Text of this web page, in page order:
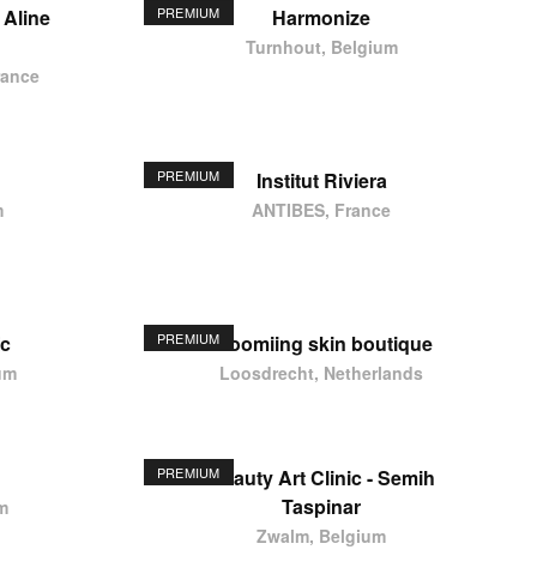
PREMIUM Harmonize
Turnhout, Belgium
PREMIUM Institut Riviera
ANTIBES, France
PREMIUMBloomiing skin boutique
Loosdrecht, Netherlands
PREMIUMBeauty Art Clinic - Semih
Taspinar
Zwalm, Belgium